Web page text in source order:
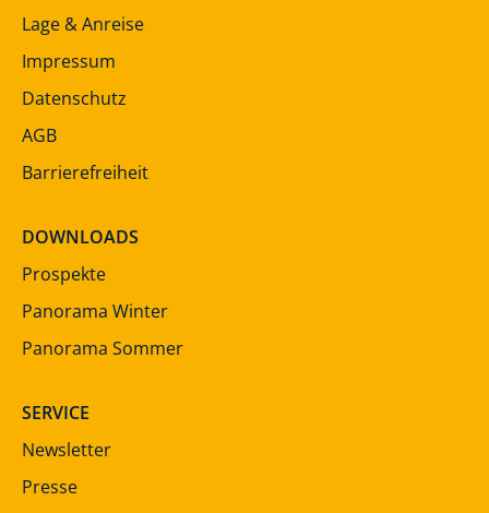
Lage & Anreise
Impressum
Datenschutz
AGB
Barrierefreiheit
DOWNLOADS
Prospekte
Panorama Winter
Panorama Sommer
SERVICE
Newsletter
Presse